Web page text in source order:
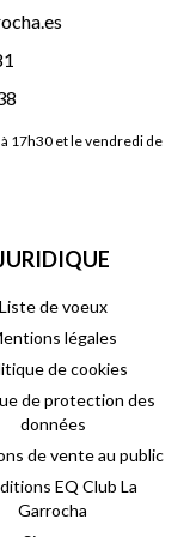
17h30 et le vendredi de
Liste de voeux
légales
de cookies
de protection des
données
de vente au public
EQ Club La
Garrocha